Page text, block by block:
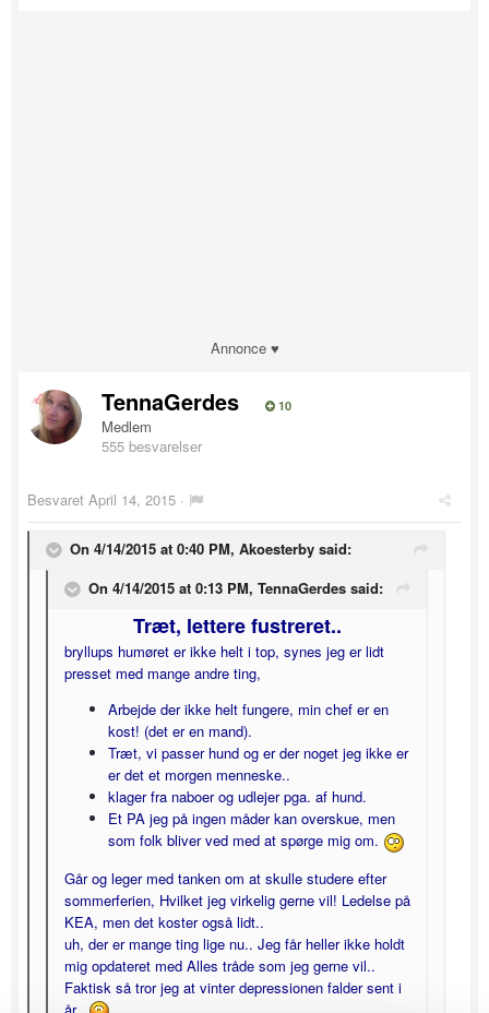
Annonce ♥
TennaGerdes 10
Medlem
555 besvarelser
Besvaret April 14, 2015 ·
On 4/14/2015 at 0:40 PM, Akoesterby said:
On 4/14/2015 at 0:13 PM, TennaGerdes said:
Træt, lettere fustreret..
bryllups humøret er ikke helt i top, synes jeg er lidt
presset med mange andre ting,
Arbejde der ikke helt fungere, min chef er en
kost! (det er en mand).
Træt, vi passer hund og er der noget jeg ikke er
er det et morgen menneske..
klager fra naboer og udlejer pga. af hund.
Et PA jeg på ingen måder kan overskue, men
som folk bliver ved med at spørge mig om.
Går og leger med tanken om at skulle studere efter
sommerferien, Hvilket jeg virkelig gerne vil! Ledelse på
KEA, men det koster også lidt..
uh, der er mange ting lige nu.. Jeg får heller ikke holdt
mig opdateret med Alles tråde som jeg gerne vil..
Faktisk så tror jeg at vinter depressionen falder sent i
år..